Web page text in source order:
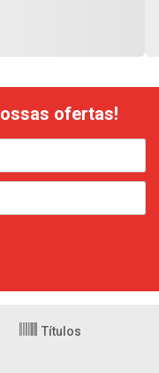
ofertas!
Títulos